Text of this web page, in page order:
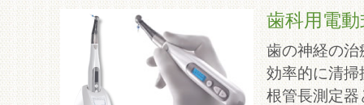
歯科用電
歯の神経の
効率的に清
根管長測定